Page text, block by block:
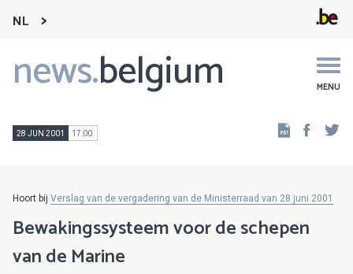
NL
news.belgium MENU
Main
navigation
28 JUN 2001 17:00
Hoort bij Verslag van de vergadering van de Ministerraad van 28 juni 2001
Bewakingssysteem voor de schepen
van de Marine